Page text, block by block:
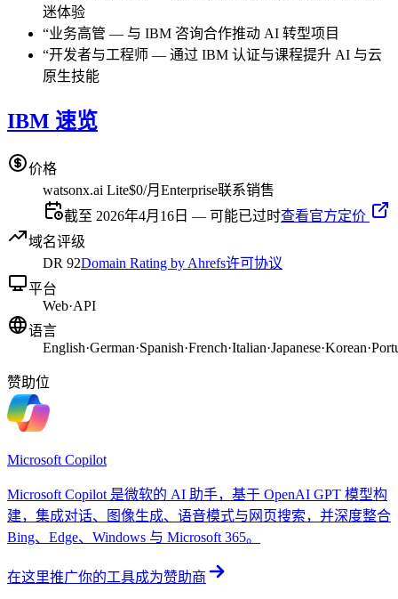
迷体验
“业务高管 — 与 IBM 咨询合作推动 AI 转型项目
“开发者与工程师 — 通过 IBM 认证与课程提升 AI 与云
原生技能
IBM 速览
价格
watsonx.ai Lite$0/月 Enterprise联系销售
截至 2026年4月16日 — 可能已过时查看官方定价
域名评级
DR 92Domain Rating by Ahrefs许可协议
平台
Web·API
语言
English·German·Spanish·French·Italian·Japanese·Korean·
赞助位
Microsoft Copilot
Microsoft Copilot 是微软的 AI 助手，基于 OpenAI GPT 模型构
建，集成对话、图像生成、语音模式与网页搜索，并深度整合
Bing、Edge、Windows 与 Microsoft 365。
在这里推广你的工具成为赞助商